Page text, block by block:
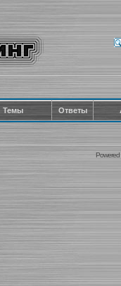
Темы Ответы